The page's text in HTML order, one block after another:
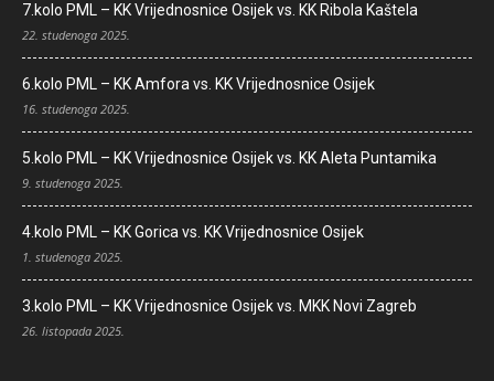
7.kolo PML – KK Vrijednosnice Osijek vs. KK Ribola Kaštela
22. studenoga 2025.
6.kolo PML – KK Amfora vs. KK Vrijednosnice Osijek
16. studenoga 2025.
5.kolo PML – KK Vrijednosnice Osijek vs. KK Aleta Puntamika
9. studenoga 2025.
4.kolo PML – KK Gorica vs. KK Vrijednosnice Osijek
1. studenoga 2025.
3.kolo PML – KK Vrijednosnice Osijek vs. MKK Novi Zagreb
26. listopada 2025.